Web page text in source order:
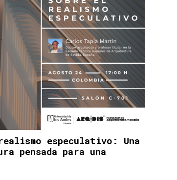
especulativo: Una
pensada para una